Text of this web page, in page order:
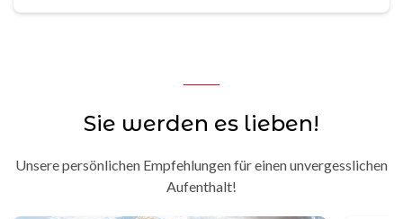
Sie werden es lieben!
Unsere persönlichen Empfehlungen für einen unvergesslichen
Aufenthalt!